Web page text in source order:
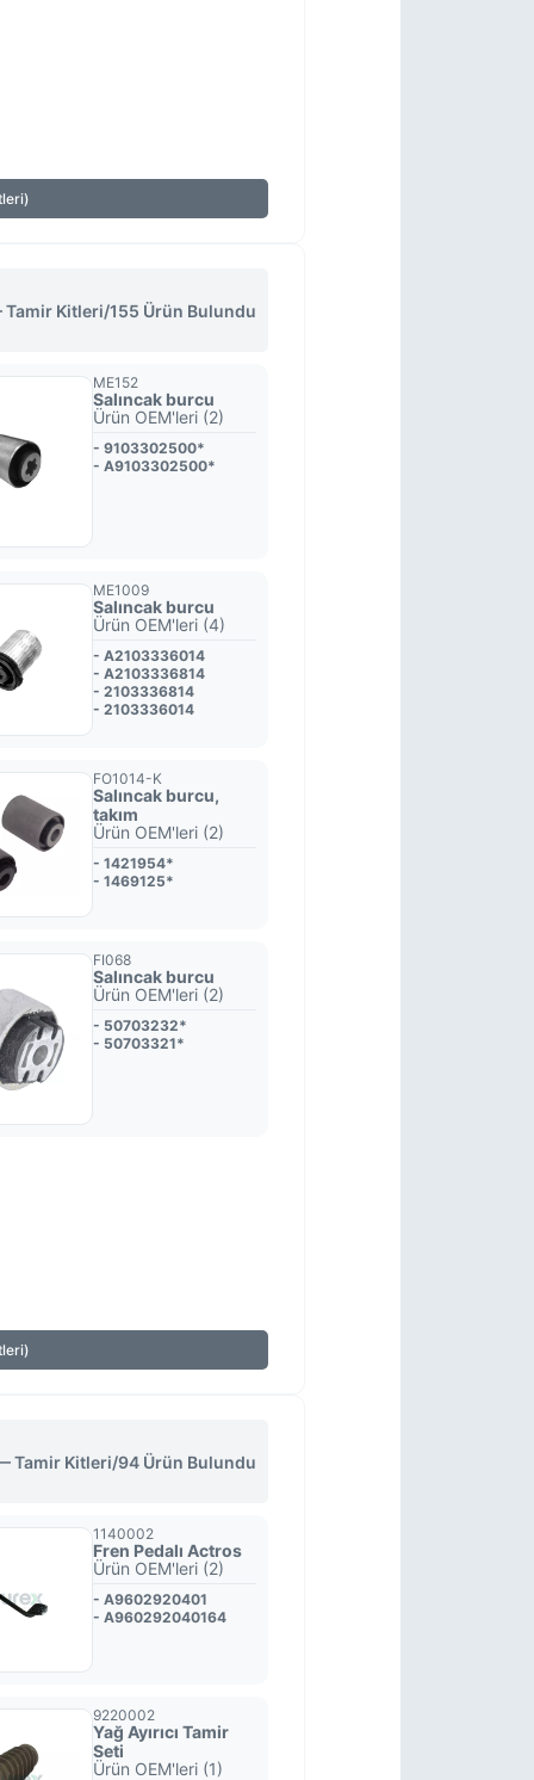
Tamir Kitleri/155 Ürün Bulundu
ME152
Salıncak burcu
Ürün OEM'leri (2)
- 9103302500*
- A9103302500*
ME1009
Salıncak burcu
Ürün OEM'leri (4)
- A2103336014
- A2103336814
- 2103336814
- 2103336014
FO1014-K
Salıncak burcu,
takım
Ürün OEM'leri (2)
- 1421954*
- 1469125*
FI068
Salıncak burcu
Ürün OEM'leri (2)
- 50703232*
- 50703321*
Tamir Kitleri/94 Ürün Bulundu
1140002
Fren Pedalı Actros
Ürün OEM'leri (2)
- A9602920401
- A960292040164
9220002
Yağ Ayırıcı Tamir
Seti
Ürün OEM'leri (1)